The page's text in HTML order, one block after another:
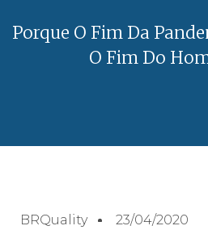
Porque O Fim Da
O Fim Do
BRQuality 23/04/2020